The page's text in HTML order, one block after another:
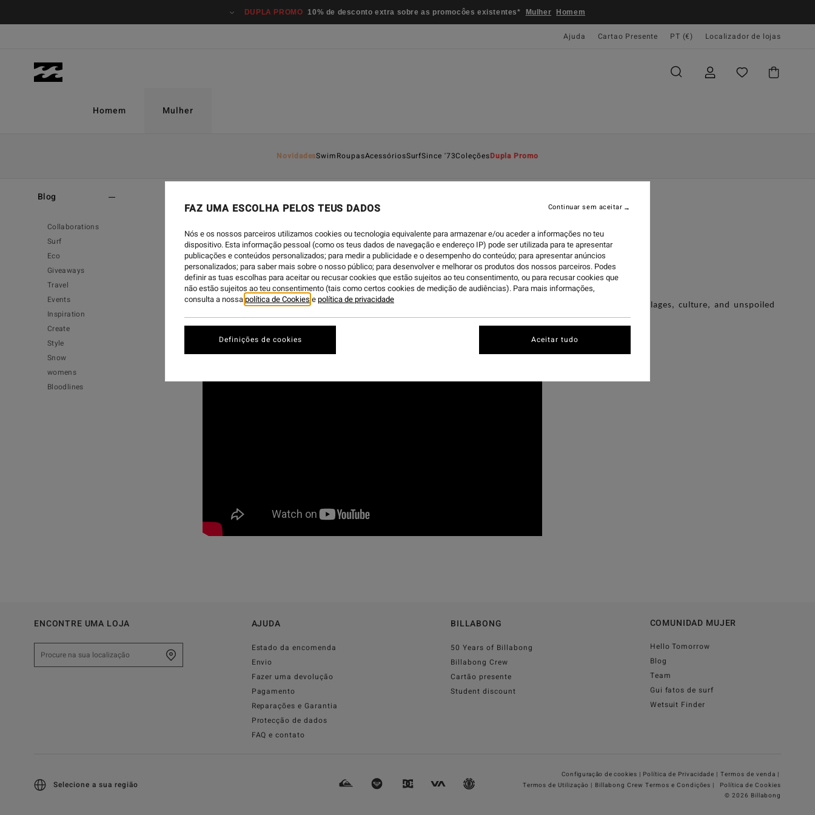
DUPLA PROMO 10% de desconto extra sobre as promocôes existentes* Mulher Homem
Ajuda Cartao Presente PT (€) Localizador de lojas
Homem Mulher
NovidadesSwimRoupasAcessóriosSurfSince '73ColeçõesDupla Promo
Blog
Collaborations
Surf
Eco
Giveaways
Travel
Events
Inspiration
Create
Style
Snow
womens
Bloodlines
ISLAND TIME – WATCH THE FILM
Lilliana, Grace And Ruby journeyed toNIHI Sumba
in search of clean waves, slow travel, traditional villages, culture, and unspoiled
nature. Just a short 50 minute flight from Bali, Sumba Island is one of the hidden gems in Indonesia.
ENCONTRE UMA LOJA AJUDA
Estado da encomenda
Envio
Fazer uma devolução
Pagamento
Reparações e Garantia
Protecção de dados
FAQ e contato
BILLABONG
50 Years of Billabong
Billabong Crew
Cartão presente
Student discount
COMUNIDAD MUJER
Hello Tomorrow
Blog
Team
Gui fatos de surf
Wetsuit Finder
Selecione a sua região
Configuração de cookies | Política de Privacidade | Termos de venda |
Termos de Utilizaçâo | Billabong Crew Termos e Condições |
Política de Cookies
© 2026 Billabong
FAZ UMA ESCOLHA PELOS TEUS DADOS
Nós e os nossos parceiros utilizamos cookies ou tecnologia equivalente para armazenar e/ou aceder a informações no teu
dispositivo. Esta informação pessoal (como os teus dados de navegação e endereço IP) pode ser utilizada para te apresentar
publicações e conteúdos personalizados; para medir a publicidade e o desempenho do conteúdo; para apresentar anúncios
personalizados; para saber mais sobre o nosso público; para desenvolver e melhorar os produtos dos nossos parceiros. Podes
definir as tuas escolhas para aceitar ou recusar cookies que estão sujeitos ao teu consentimento, ou para recusar cookies que
não estão sujeitos ao teu consentimento (tais como certos cookies de medição de audiências). Para mais informações,
consulta a nossapolítica de Cookies epolítica de privacidade
Definições de cookies
Continuar sem aceitar
Aceitar tudo